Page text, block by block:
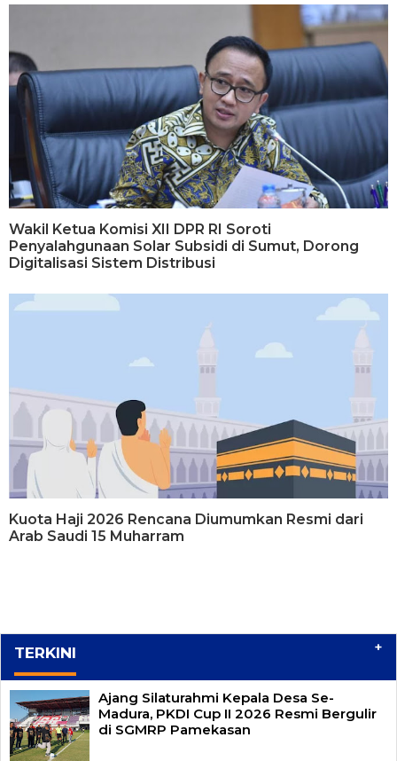
Wakil Ketua Komisi XII DPR RI Soroti
Penyalahgunaan Solar Subsidi di Sumut, Dorong
Digitalisasi Sistem Distribusi
Kuota Haji 2026 Rencana Diumumkan Resmi dari
Arab Saudi 15 Muharram
TERKINI +
Ajang Silaturahmi Kepala Desa Se-
Madura, PKDI Cup II 2026 Resmi Bergulir
di SGMRP Pamekasan